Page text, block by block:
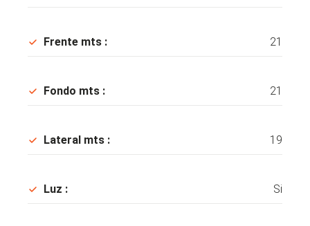
Frente mts : 21
Fondo mts : 21
Lateral mts : 19
Luz : Si